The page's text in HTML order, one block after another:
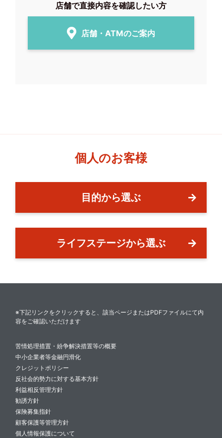
店舗で直接内容を確認したい方
店舗・ATMのご案内
個人のお客様
目的から選ぶ
ライフステージから選ぶ
※下記リンクをクリックすると、該当ページまたはPDFファイルにて内
容をご確認いただけます
苦情処理措置・紛争解決措置等の概要
中小企業者等金融円滑化
クレジットポリシー
反社会的勢力に対する基本方針
利益相反管理方針
勧誘方針
保険募集指針
顧客保護等管理方針
個人情報保護について